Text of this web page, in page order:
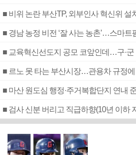
■ 비위 논란 부산TP, 외부인사 혁신위 설치
■ 경남 농정 비전 ‘잘 사는 농촌’…스마트
■ 교육혁신선도지 공모 코앞인데…구·군
■ 르노 못 타는 부산시장…관용차 규정에
■ 마산 원도심 행정·주거복합단지 연내